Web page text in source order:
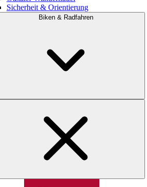
Sicherheit & Orientierung
Biken & Radfahren